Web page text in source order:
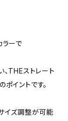
ラーで
THEストレート
イントです。
イズ調整が可能